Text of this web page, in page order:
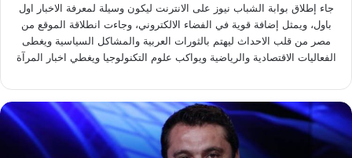
جاء إطلاق بوابة الشباب نيوز على الانترنت ليكون وسيلة لمعرفة الاخبار اول
باول، ويمثل إضافة قوية في الفضاء الالكتروني، وجاءت انطلاقة الموقع من
مصر من قلب الاحداث ليهتم بالثورات العربية والمشاكل السياسية ويغطى
الفعاليات الاقتصادية والرياضية ويواكب علوم التكنولوجيا ويغطي اخبار المرآة